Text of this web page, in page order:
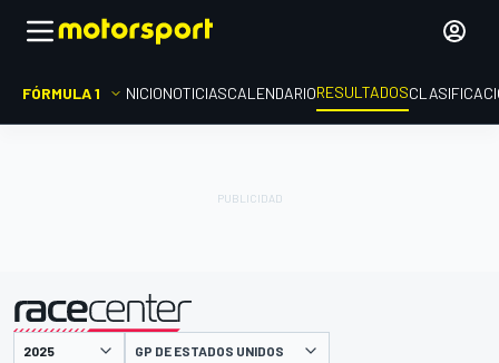
FÓRMULA 1 INICIONOTICIASCALENDARIORESULTADOS
presentado por GP DE ESTADOS UNIDOS